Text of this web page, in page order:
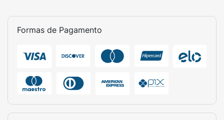
Formas de Pagamento